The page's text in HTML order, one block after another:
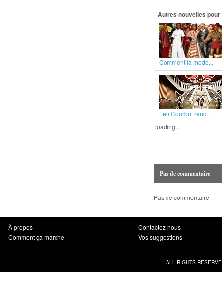
Autres nouvelles
Comment la mode...
Leo Courbot rend...
loading...
Pas de commentaire
Pas de commentaire
À propos
Comment ça marche
Contactez-nous
Vos suggestions
ALL RIGHTS